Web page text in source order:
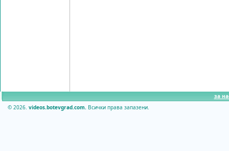
за
© 2026. videos.botevgrad.com. Всички права запазени.